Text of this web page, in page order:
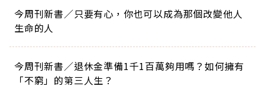
今周刊新書／只要有心，你也可以成為那個改變他人
生命的人
今周刊新書／退休金準備1千1百萬夠用嗎？如何擁有
「不窮」的第三人生？